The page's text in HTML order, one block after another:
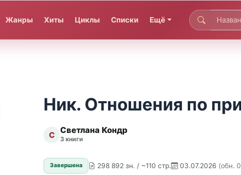
Жанры Хиты Циклы Списки Ещё
Ник. Отношения по
С Светлана Кондр
3 книги
Завершена 298 892 зн. / ~110 стр. 03.07.2026 (обн.